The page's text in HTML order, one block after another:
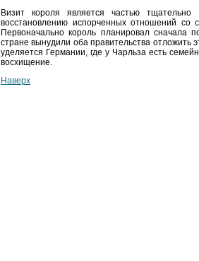
Визит короля является частью тщательно
восстановлению испорченных отношений со
Первоначально король планировал сначала
стране вынудили оба правительства отложить
уделяется Германии, где у Чарльза есть
восхищение.
Наверх